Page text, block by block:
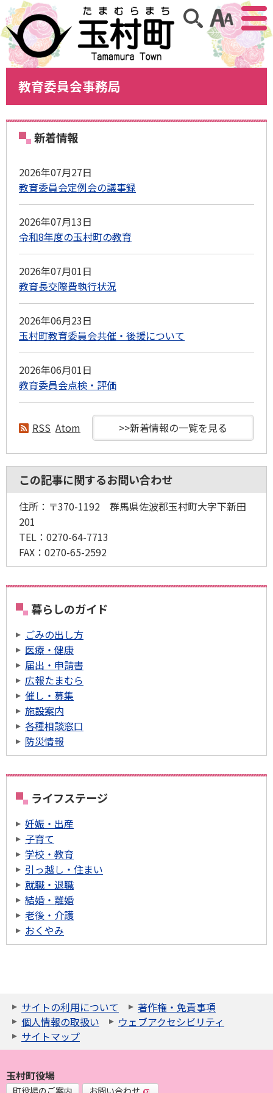
アクセ
サイト内検索
教育委員会事務局
RSS Atom
新着情報
2026年07月27日
教育委員会定例会の議事録
2026年07月13日
令和8年度の玉村町の教育
2026年07月01日
教育長交際費執行状況
2026年06月23日
玉村町教育委員会共催・後援について
2026年06月01日
教育委員会点検・評価
>>新着情報の一覧を見る
この記事に関するお問い合わせ
住所：〒370-1192 群馬県佐波郡玉村町大字下新田
201
TEL：0270-64-7713
FAX：0270-65-2592
暮らしのガイド
ごみの出し方
医療・健康
届出・申請書
広報たまむら
催し・募集
施設案内
各種相談窓口
防災情報
ライフステージ
妊娠・出産
子育て
学校・教育
引っ越し・住まい
就職・退職
結婚・離婚
老後・介護
おくやみ
サイトの利用について
著作権・免責事項
個人情報の取扱い
ウェブアクセシビリティ
サイトマップ
玉村町役場